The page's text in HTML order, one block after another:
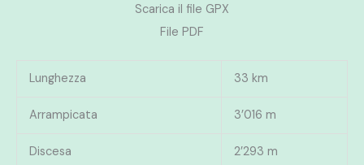
Scarica il file GPX
File PDF
Lunghezza 33 km
Arrampicata 3’016 m
Discesa 2’293 m